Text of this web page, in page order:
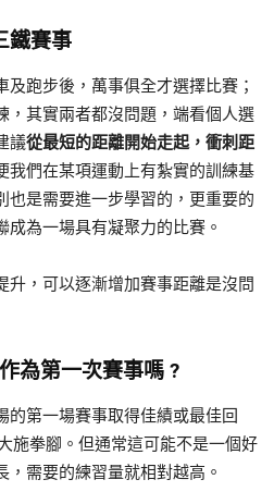
鐵賽事
跑步後，萬事俱全才選擇比賽；
，其實兩者都沒問題，端看個人選
議從最短的距離開始走起，衝刺距
我們在某項運動上有紮實的訓練基
也是需要進一步學習的，更重要的
為一場具有凝聚力的比賽。
升，可以逐漸增加賽事距離是沒問
為第一次賽事嗎 ?
的第一場賽事取得佳績或最佳回
施拳腳。但通常這可能不是一個好
需要的練習量就相對越高。